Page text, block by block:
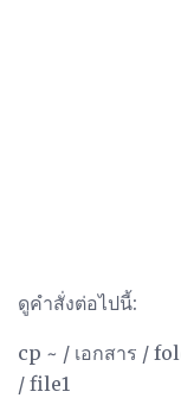
ดูคำสั่งต่อไปนี้:
cp ~ / เอกสาร /
/ file1